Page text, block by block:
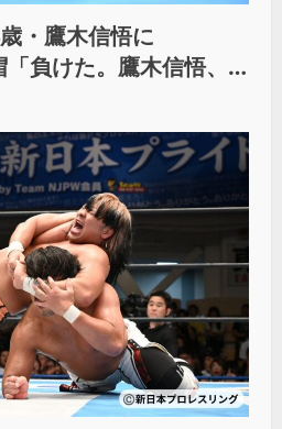
・鷹木信悟に
負けた。鷹木信悟、